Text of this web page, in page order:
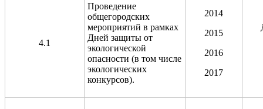
4.1
Проведение
общегородских
мероприятий в рамках
Дней защиты от
экологической
опасности (в том числе
экологических
конкурсов).
2014
2015
2016
2017